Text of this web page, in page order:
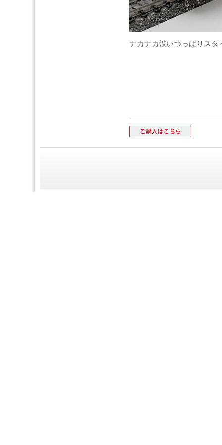
ナカナカ渋いつっぱりスタ